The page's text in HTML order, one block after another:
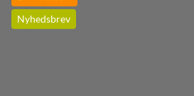
Nyhedsbrev